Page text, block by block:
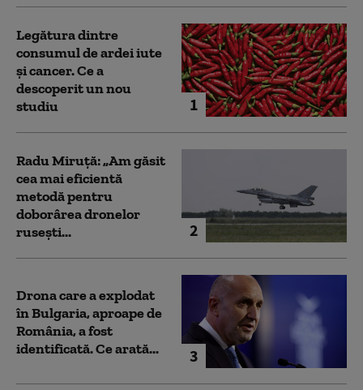
1
Legătura dintre
consumul de ardei iute
și cancer. Ce a
descoperit un nou
studiu
2
Radu Miruță: „Am găsit
cea mai eficientă
metodă pentru
doborârea dronelor
rusești...
3
Drona care a explodat
în Bulgaria, aproape de
România, a fost
identificată. Ce arată...